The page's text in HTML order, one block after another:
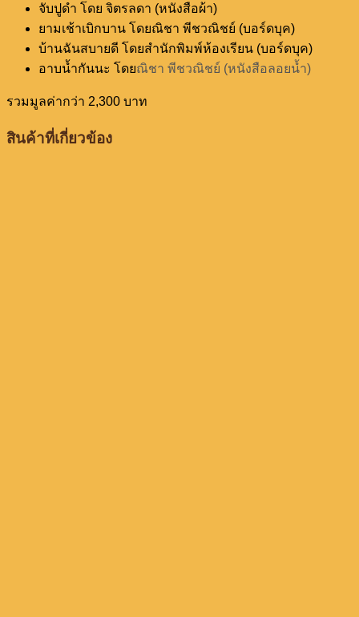
จับปูดำ โดย จิตรลดา (หนังสือผ้า)
ยามเช้าเบิกบาน โดยณิชา พีชวณิชย์ (บอร์ดบุค)
บ้านฉันสบายดี โดยสำนักพิมพ์ห้องเรียน (บอร์ดบุค)
อาบน้ำกันนะ โดยณิชา พีชวณิชย์ (หนังสือลอยน้ำ)
รวมมูลค่ากว่า 2,300 บาท
สินค้าที่เกี่ยวข้อง